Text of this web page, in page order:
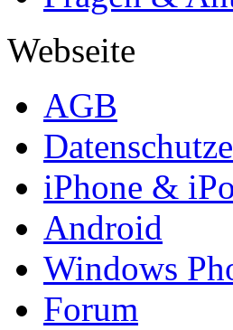
Webseite
AGB
iPhone &
Android
Windows
Forum